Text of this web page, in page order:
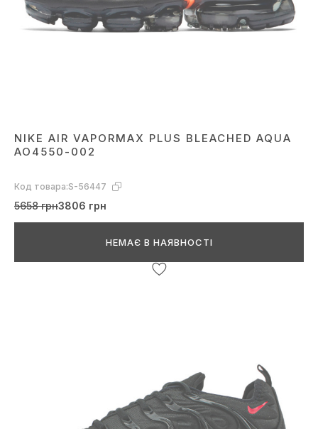
NIKE AIR VAPORMAX PLUS BLEACHED AQUA
AO4550-002
Код товара:S-56447
5658 грн3806 грн
НЕМАЄ В НАЯВНОСТІ